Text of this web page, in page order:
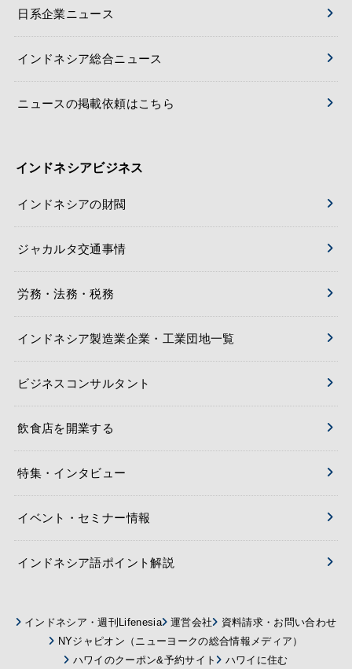
日系企業ニュース
インドネシア総合ニュース
ニュースの掲載依頼はこちら
インドネシアビジネス
インドネシアの財閥
ジャカルタ交通事情
労務・法務・税務
インドネシア製造業企業・工業団地一覧
ビジネスコンサルタント
飲食店を開業する
特集・インタビュー
イベント・セミナー情報
インドネシア語ポイント解説
インドネシア・週刊Lifenesia 運営会社
資料請求・お問い合わせ
NYジャピオン（ニューヨークの総合情報メディア）
ハワイのクーポン&予約サイト
ハワイに住む